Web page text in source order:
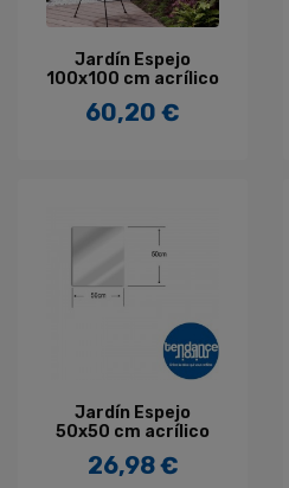
Jardín Espejo
100x100 cm acrílico
Precio
60,20 €
Jardín Espejo
50x50 cm acrílico
Precio
26,98 €